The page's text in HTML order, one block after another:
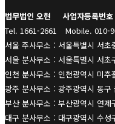
법무법인 오현 사업자등록번호
Tel. 1661-2661
Mobile. 010-
서울 주사무소 : 서울특별시 서
서울 분사무소 : 서울특별시 서
인천 분사무소 : 인천광역시 미
광주 분사무소 : 광주광역시 동
부산 분사무소 : 부산광역시 연
대구 분사무소 : 대구광역시 수